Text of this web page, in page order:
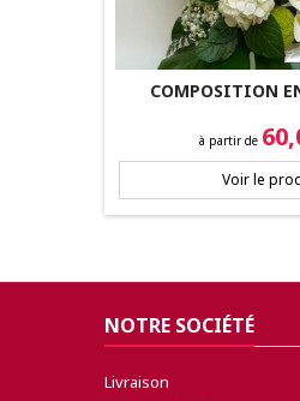
COMPOSITION
Prix
à partir de
Voir le
NOTRE SOCIÉTÉ
Livraison